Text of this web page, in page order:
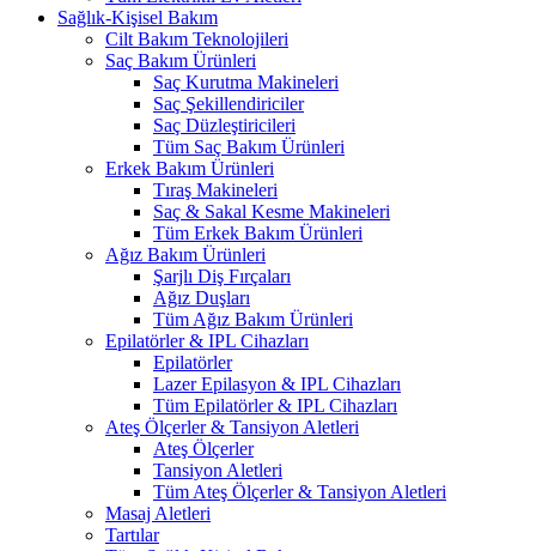
Sağlık-Kişisel Bakım
Cilt Bakım Teknolojileri
Saç Bakım Ürünleri
Saç Kurutma Makineleri
Saç Şekillendiriciler
Saç Düzleştiricileri
Tüm Saç Bakım Ürünleri
Erkek Bakım Ürünleri
Tıraş Makineleri
Saç & Sakal Kesme Makineleri
Tüm Erkek Bakım Ürünleri
Ağız Bakım Ürünleri
Şarjlı Diş Fırçaları
Ağız Duşları
Tüm Ağız Bakım Ürünleri
Epilatörler & IPL Cihazları
Epilatörler
Lazer Epilasyon & IPL Cihazları
Tüm Epilatörler & IPL Cihazları
Ateş Ölçerler & Tansiyon Aletleri
Ateş Ölçerler
Tansiyon Aletleri
Tüm Ateş Ölçerler & Tansiyon Aletleri
Masaj Aletleri
Tartılar